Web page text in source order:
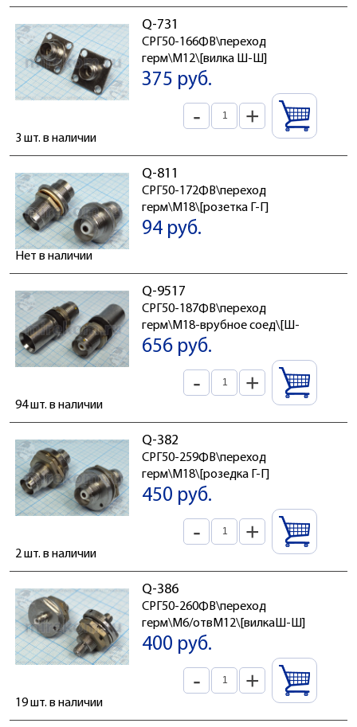
Q-731
СРГ50-166ФВ\переход
герм\М12\[вилка Ш-Ш]
375 руб.
- +
3 шт. в наличии
Q-811
СРГ50-172ФВ\переход
герм\М18\[розетка Г-Г]
94 руб.
Нет в наличии
Q-9517
СРГ50-187ФВ\переход
герм\М18-врубное соед\[Ш-
656 руб.
- +
94 шт. в наличии
Q-382
СРГ50-259ФВ\переход
герм\М18\[розедка Г-Г]
450 руб.
- +
2 шт. в наличии
Q-386
СРГ50-260ФВ\переход
герм\М6/отвМ12\[вилкаШ-Ш]
400 руб.
- +
19 шт. в наличии